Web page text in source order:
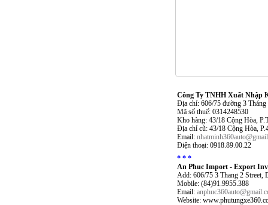
Công Ty TNHH Xuất Nhập
Địa chỉ: 606/75 đường 3
Mã số thuế: 0314248530
Kho hàng: 43/18 Cộng Hòa,
Địa chỉ cũ: 43/18 Cộng Hòa,
Email:
Điện thoại: 0918.89.00.22
* * *
An Phuc Import - Export
Add: 606/75 3 Thang 2 Street,
Mobile: (84)91.9955.388
Email:
Website: